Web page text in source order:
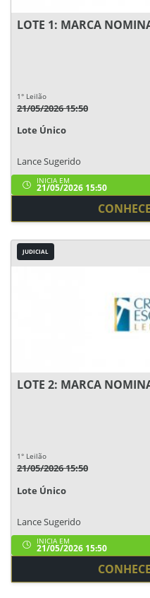
LOTE 1: MARCA
1° Leilão
21/05/2026 15:50
Lote Único
Lance Sugerido
INICIA EM
21/05/2026 15:50
JUDICIAL
LOTE 2: MARCA
1° Leilão
21/05/2026 15:50
Lote Único
Lance Sugerido
INICIA EM
21/05/2026 15:50